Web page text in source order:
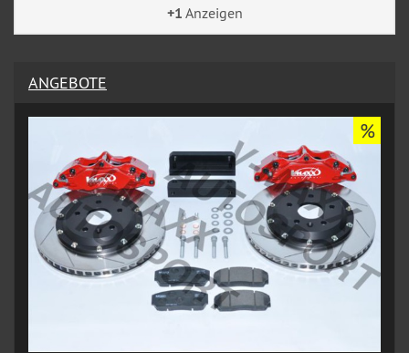
+1 Anzeigen
ANGEBOTE
%